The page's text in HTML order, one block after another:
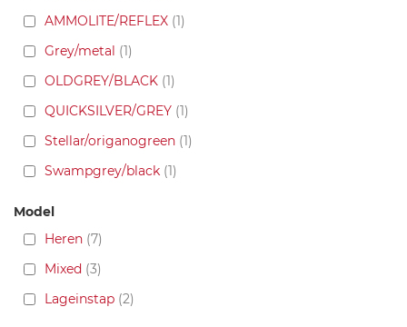
AMMOLITE/REFLEX 1
Grey/metal 1
OLDGREY/BLACK 1
QUICKSILVER/GREY 1
Stellar/origanogreen 1
Swampgrey/black 1
Model
Heren 7
Mixed 3
Lageinstap 2